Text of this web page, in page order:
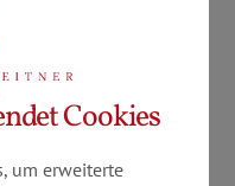
Cookies
um erweiterte